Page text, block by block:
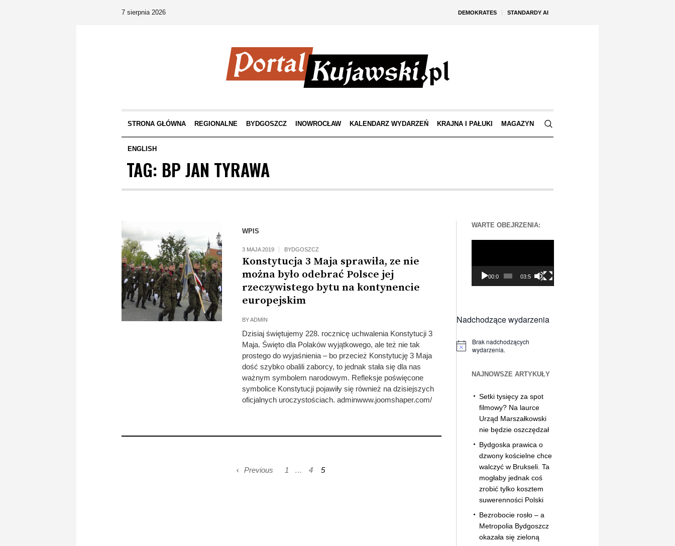
DEMOKRATES STANDARDY AI
7 sierpnia 2026
STRONA GŁÓWNA REGIONALNE BYDGOSZCZ INOWROCŁAW KALENDARZ WYDARZEŃ KRAJNA I PAŁUKI MAGAZYN
ENGLISH
TAG: BP JAN TYRAWA
WPIS
3 MAJA 2019 BYDGOSZCZ
Konstytucja 3 Maja sprawiła, ze nie
można było odebrać Polsce jej
rzeczywistego bytu na kontynencie
europejskim
BYADMIN
Dzisiaj świętujemy 228. rocznicę uchwalenia Konstytucji 3
Maja. Święto dla Polaków wyjątkowego, ale też nie tak
prostego do wyjaśnienia – bo przecież Konstytucję 3 Maja
dość szybko obalili zaborcy, to jednak stała się dla nas
ważnym symbolem narodowym. Refleksje poświęcone
symbolice Konstytucji pojawiły się również na dzisiejszych
oficjalnych uroczystościach. adminwww.joomshaper.com/
Previous 1 … 4 5
WARTE OBEJRZENIA:
00:00 03:56
Nadchodzące wydarzenia
Powiadomienie
Brak nadchodzących
wydarzenia.
NAJNOWSZE ARTYKUŁY
Setki tysięcy za spot
filmowy? Na laurce
Urząd Marszałkowski
nie będzie oszczędzał
Bydgoska prawica o
dzwony kościelne chce
walczyć w Brukseli. Ta
mogłaby jednak coś
zrobić tylko kosztem
suwerenności Polski
Bezrobocie rosło – a
Metropolia Bydgoszcz
okazała się zieloną